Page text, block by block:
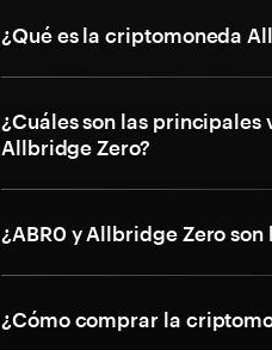
¿Qué es la criptomoneda
¿Cuáles son las
Allbridge Zero?
¿ABR0 y Allbridge Zero son
¿Cómo comprar la